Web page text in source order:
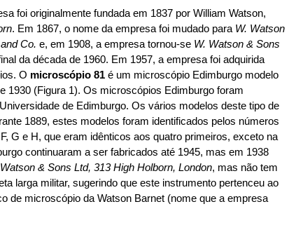
foi originalmente fundada em 1837 por William Watson,
. Em 1867, o nome da empresa foi mudado para W. Watson
Co. e, em 1908, a empresa tornou-se W. Watson & Sons
da década de 1960. Em 1957, a empresa foi adquirida
O microscópio 81 é um microscópio Edimburgo modelo
1930 (Figura 1). Os microscópios Edimburgo foram
de Edimburgo. Os vários modelos deste tipo de
1889, estes modelos foram identificados pelos números
G e H, que eram idênticos aos quatro primeiros, exceto na
continuaram a ser fabricados até 1945, mas em 1938
& Sons Ltd, 313 High Holborn, London, mas não tem
larga militar, sugerindo que este instrumento pertenceu ao
de microscópio da Watson Barnet (nome que a empresa